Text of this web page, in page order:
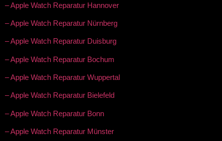
– Apple Watch Reparatur Hannover
– Apple Watch Reparatur Nürnberg
– Apple Watch Reparatur Duisburg
– Apple Watch Reparatur Bochum
– Apple Watch Reparatur Wuppertal
– Apple Watch Reparatur Bielefeld
– Apple Watch Reparatur Bonn
– Apple Watch Reparatur Münster